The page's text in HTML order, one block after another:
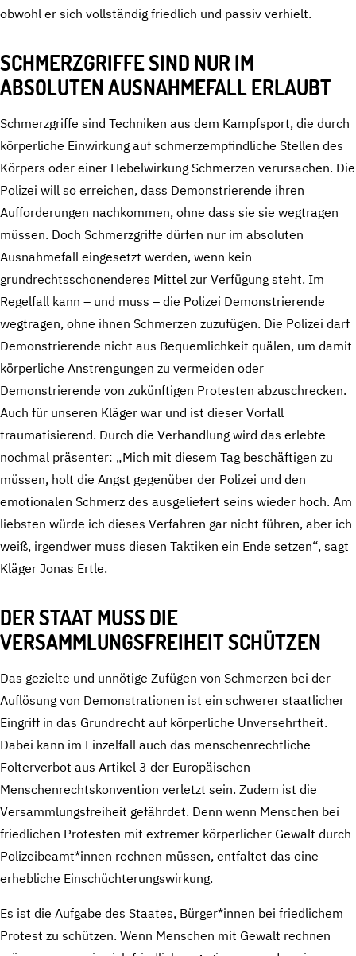
obwohl er sich vollständig friedlich und passiv verhielt.
SCHMERZGRIFFE SIND NUR IM
ABSOLUTEN AUSNAHMEFALL ERLAUBT
Schmerzgriffe sind Techniken aus dem Kampfsport, die durch
körperliche Einwirkung auf schmerzempfindliche Stellen des
Körpers oder einer Hebelwirkung Schmerzen verursachen. Die
Polizei will so erreichen, dass Demonstrierende ihren
Aufforderungen nachkommen, ohne dass sie sie wegtragen
müssen. Doch Schmerzgriffe dürfen nur im absoluten
Ausnahmefall eingesetzt werden, wenn kein
grundrechtsschonenderes Mittel zur Verfügung steht. Im
Regelfall kann – und muss – die Polizei Demonstrierende
wegtragen, ohne ihnen Schmerzen zuzufügen. Die Polizei darf
Demonstrierende nicht aus Bequemlichkeit quälen, um damit
körperliche Anstrengungen zu vermeiden oder
Demonstrierende von zukünftigen Protesten abzuschrecken.
Auch für unseren Kläger war und ist dieser Vorfall
traumatisierend. Durch die Verhandlung wird das erlebte
nochmal präsenter: „Mich mit diesem Tag beschäftigen zu
müssen, holt die Angst gegenüber der Polizei und den
emotionalen Schmerz des ausgeliefert seins wieder hoch. Am
liebsten würde ich dieses Verfahren gar nicht führen, aber ich
weiß, irgendwer muss diesen Taktiken ein Ende setzen“, sagt
Kläger Jonas Ertle.
DER STAAT MUSS DIE
VERSAMMLUNGSFREIHEIT SCHÜTZEN
Das gezielte und unnötige Zufügen von Schmerzen bei der
Auflösung von Demonstrationen ist ein schwerer staatlicher
Eingriff in das Grundrecht auf körperliche Unversehrtheit.
Dabei kann im Einzelfall auch das menschenrechtliche
Folterverbot aus Artikel 3 der Europäischen
Menschenrechtskonvention verletzt sein. Zudem ist die
Versammlungsfreiheit gefährdet. Denn wenn Menschen bei
friedlichen Protesten mit extremer körperlicher Gewalt durch
Polizeibeamt*innen rechnen müssen, entfaltet das eine
erhebliche Einschüchterungswirkung.
Es ist die Aufgabe des Staates, Bürger*innen bei friedlichem
Protest zu schützen. Wenn Menschen mit Gewalt rechnen